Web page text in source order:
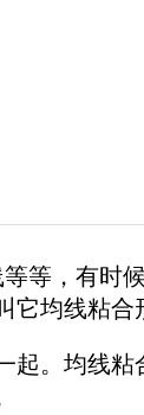
等，有时
均线粘合
。均线粘